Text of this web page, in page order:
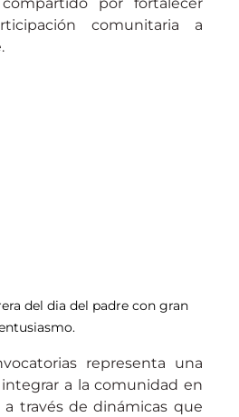
comunitaria a
del dia del padre con gran
representa una
a la comunidad en
a través de dinámicas que